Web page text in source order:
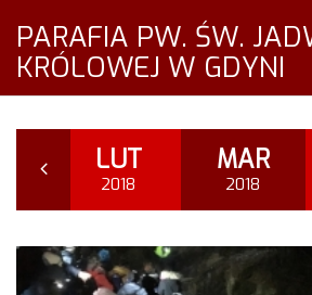
PARAFIA PW. ŚW.
KRÓLOWEJ W GDYNI
LUT
2018
MAR
2018